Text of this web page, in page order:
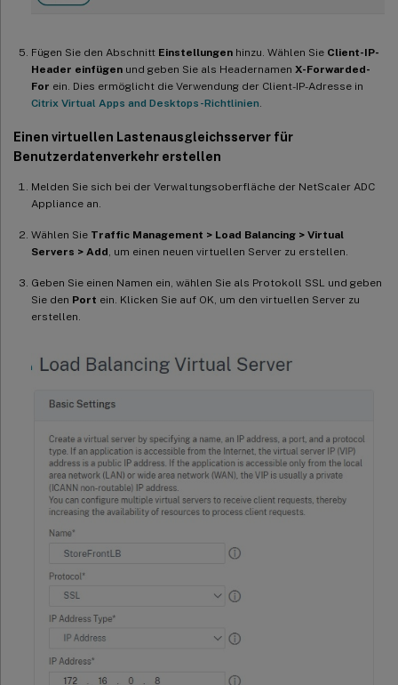
Fügen Sie den Abschnitt Einstellungen hinzu. Wählen Sie Client-IP-
Header einfügen und geben Sie als Headernamen X-Forwarded-
For ein. Dies ermöglicht die Verwendung der Client-IP-Adresse in
Citrix Virtual Apps and Desktops-Richtlinien.
Einen virtuellen Lastenausgleichsserver für
Benutzerdatenverkehr erstellen
Melden Sie sich bei der Verwaltungsoberfläche der NetScaler ADC
Appliance an.
Wählen Sie Traffic Management > Load Balancing > Virtual
Servers > Add, um einen neuen virtuellen Server zu erstellen.
Geben Sie einen Namen ein, wählen Sie als Protokoll SSL und geben
Sie den Port ein. Klicken Sie auf OK, um den virtuellen Server zu
erstellen.